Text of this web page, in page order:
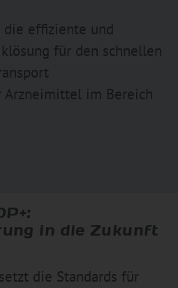
effiziente und
für den schnellen
Arzneimittel im Bereich
in die Zukunft
die Standards für